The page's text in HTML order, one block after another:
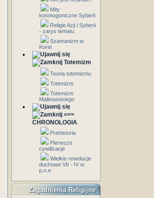
Mity
kosmogoniczne Syberii
Religie Azji i Syberii
- zarys tematu
Szamanizm w
Korei
Totemizm
Teoria totemizmu
Totemizm
Totemizm
Malinowskiego
=>>
CHRONOLOGIA
Prehistoria
Pierwsze
cywilizacje
Wielkie rewolucje
duchowe VII - IV w.
p.n.e
Zagadnienia Religijne